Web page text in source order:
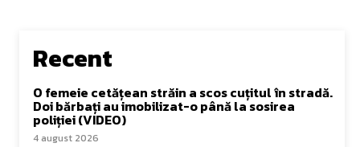
Recent
O femeie cetățean străin a scos cuțitul în stradă.
Doi bărbați au imobilizat-o până la sosirea
poliției (VIDEO)
4 august 2026